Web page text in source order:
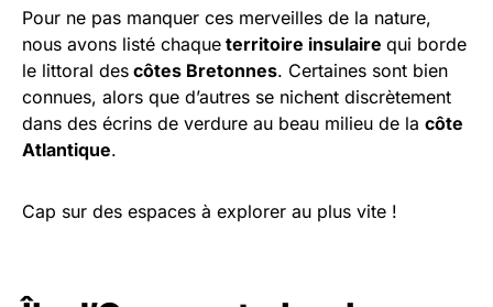
Pour ne pas manquer ces merveilles de la nature,
nous avons listé chaque territoire insulaire qui borde
le littoral des côtes Bretonnes. Certaines sont bien
connues, alors que d’autres se nichent discrètement
dans des écrins de verdure au beau milieu de la côte
Atlantique.
Cap sur des espaces à explorer au plus vite !